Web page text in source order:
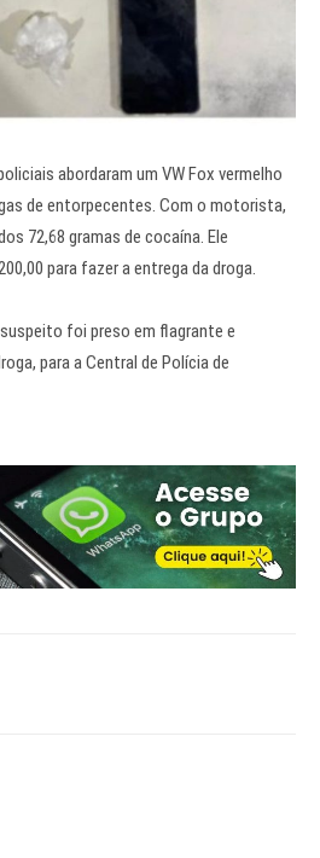
abordaram um VW Fox vermelho
de entorpecentes. Com o motorista,
72,68 gramas de cocaína. Ele
para fazer a entrega da droga.
foi preso em flagrante e
para a Central de Polícia de